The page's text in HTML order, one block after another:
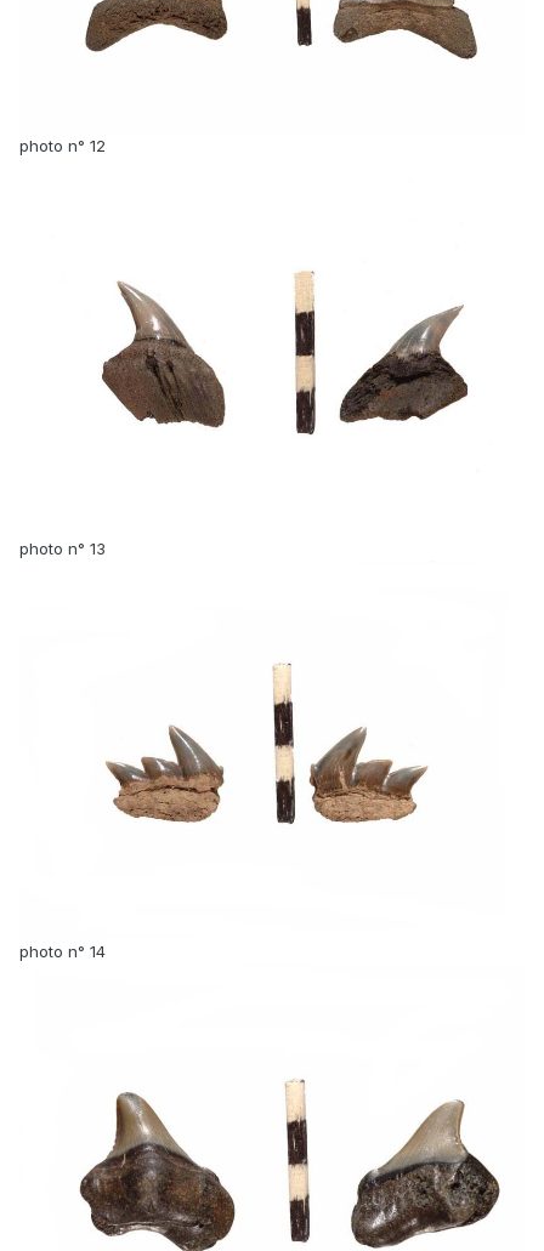
photo n° 12
photo n° 13
photo n° 14